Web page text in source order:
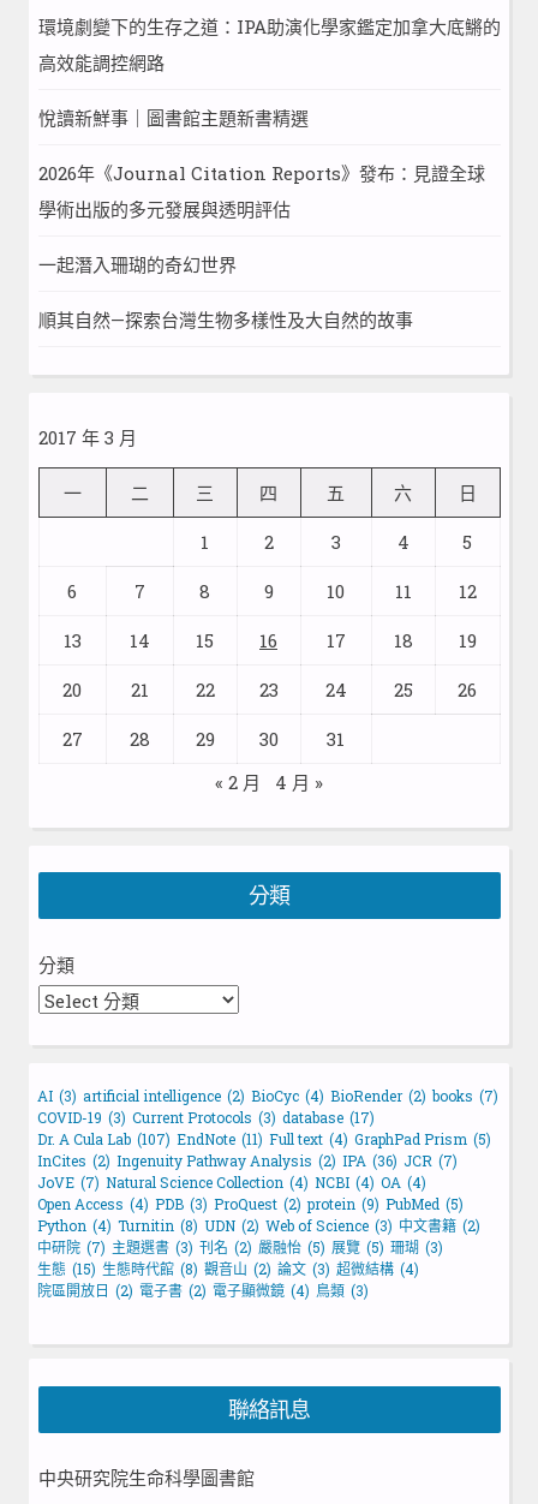
環境劇變下的生存之道：IPA助演化學家鑑定加拿大底鱂的
高效能調控網路
悅讀新鮮事｜圖書館主題新書精選
2026年《Journal Citation Reports》發布：見證全球
學術出版的多元發展與透明評估
一起潛入珊瑚的奇幻世界
順其自然—探索台灣生物多樣性及大自然的故事
2017 年 3 月
一 二 三 四 五 六 日
1 2 3 4 5
6 7 8 9 10 11 12
13 14 15 16 17 18 19
20 21 22 23 24 25 26
27 28 29 30
31
« 2 月
4 月 »
分類
分類
AI (3) artificial intelligence (2) BioCyc (4) BioRender (2) books (7)
COVID-19 (3) Current Protocols (3) database (17)
Dr. A Cula Lab (107) EndNote (11) Full text (4) GraphPad Prism (5)
InCites (2) Ingenuity Pathway Analysis (2) IPA (36) JCR (7)
JoVE (7) Natural Science Collection (4) NCBI (4) OA (4)
Open Access (4) PDB (3) ProQuest (2) protein (9) PubMed (5)
Python (4) Turnitin (8) UDN (2) Web of Science (3) 中文書籍 (2)
中研院 (7) 主題選書 (3) 刊名 (2) 嚴融怡 (5) 展覽 (5) 珊瑚 (3)
生態 (15) 生態時代館 (8) 觀音山 (2) 論文 (3) 超微結構 (4)
院區開放日 (2) 電子書 (2) 電子顯微鏡 (4) 鳥類 (3)
聯絡訊息
中央研究院生命科學圖書館